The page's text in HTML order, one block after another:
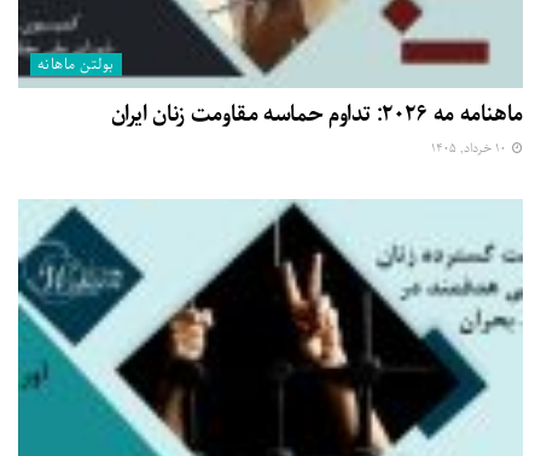
بولتن ماهانه
ماهنامه مه ۲۰۲۶: تداوم حماسه مقاومت زنان ایران